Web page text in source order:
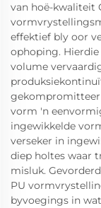
van hoë-kwaliteit
effektief bly oor
ophoping.
volume
gekompromitteer
vorm 'n
ingewikkelde
verseker in
diep holtes waar
misluk.
PU
byvoegings in